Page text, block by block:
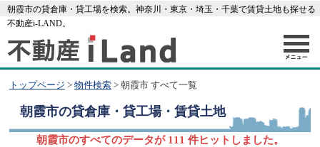
朝霞市の貸倉庫・貸工場を検索。神奈川・東京・埼玉・千葉で賃貸土地も探せる
不動産i-LAND。
トップページ > 物件検索> 朝霞市 すべて一覧
朝霞市の貸倉庫・貸工場・賃貸土地
朝霞市のすべてのデータが 111 件ヒットしました。